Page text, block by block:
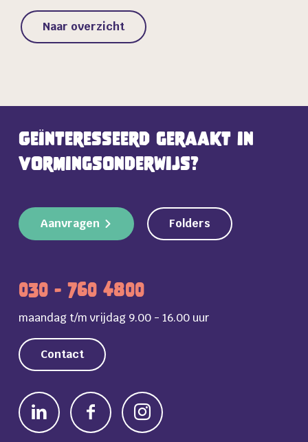
Naar overzicht
Geïnteresseerd geraakt in
vormingsonderwijs?
Aanvragen Folders
030 - 760 4800
maandag t/m vrijdag 9.00 - 16.00 uur
Contact